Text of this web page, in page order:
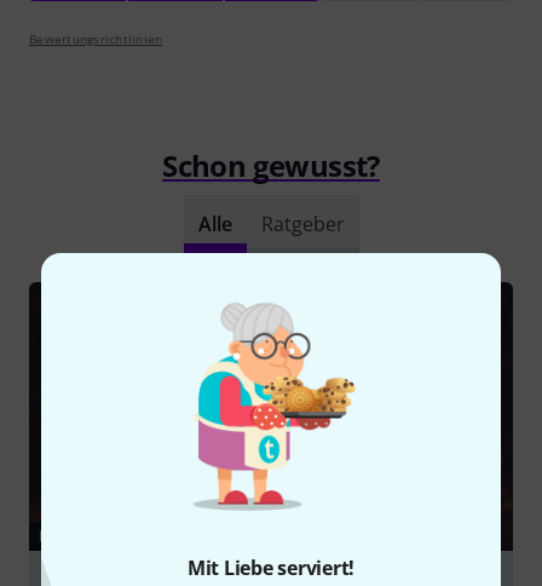
Mit Liebe serviert!
Bewertungsrichtlinien
Schon gewusst?
Alle Ratgeber
RATGEBER